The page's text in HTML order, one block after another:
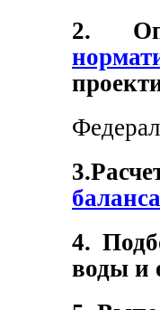
2.
4.
воды и